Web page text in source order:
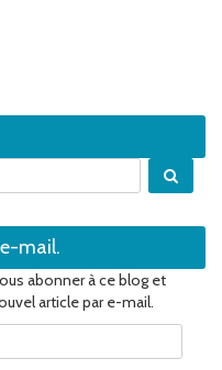
mail.
abonner à ce blog et
article par e-mail.